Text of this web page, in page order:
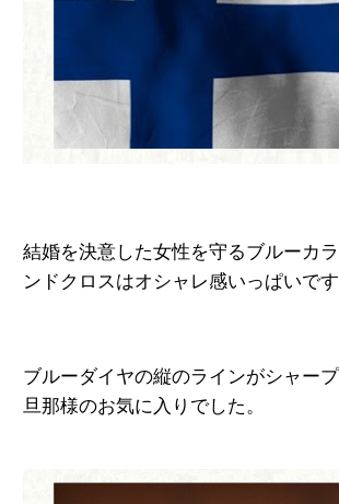
結婚を決意した女性を守るブルーカ
ンドクロスはオシャレ感いっぱいです
ブルーダイヤの縦のラインがシャープ
旦那様のお気に入りでした。